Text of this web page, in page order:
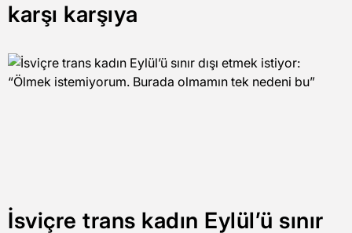
karşı karşıya
İsviçre trans kadın Eylül’ü sınır